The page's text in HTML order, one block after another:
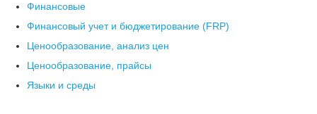
Финансовые
Финансовый учет и бюджетирование (FRP)
Ценообразование, анализ цен
Ценообразование, прайсы
Языки и среды